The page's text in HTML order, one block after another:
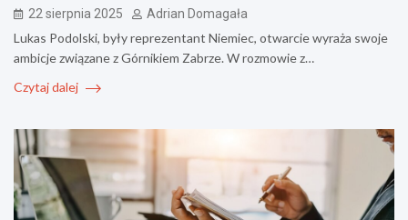
22 sierpnia 2025 Adrian Domagała
Lukas Podolski, były reprezentant Niemiec, otwarcie wyraża swoje
ambicje związane z Górnikiem Zabrze. W rozmowie z…
Czytaj dalej